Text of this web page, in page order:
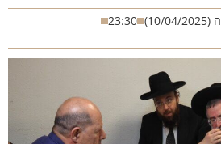
23:30